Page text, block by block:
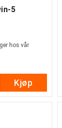
5
hos vår
Kjøp